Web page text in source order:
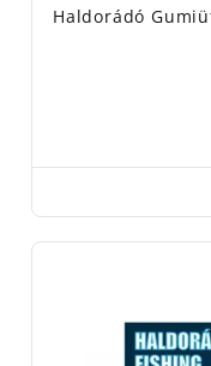
Haldorádó